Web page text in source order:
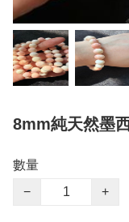
8mm純天然墨
數量
−
+